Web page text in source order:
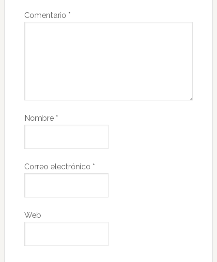
Comentario *
Nombre *
Correo electrónico *
Web